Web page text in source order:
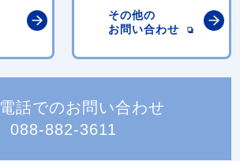
その他の
お問い合わせ
電話でのお問い合わせ
088-882-3611